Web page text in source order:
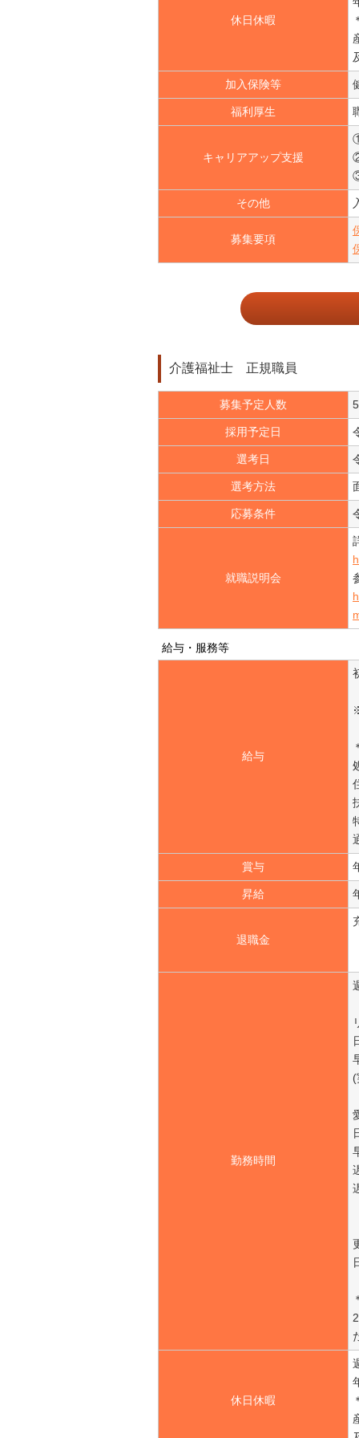
休日休暇
加入保険等
福利厚生
キャリアアップ支援
その他
募集要項
介護福祉士 正規職員
募集予定人数
採用予定日
選考日
選考方法
応募条件
就職説明会
給与・服務等
給与
賞与
昇給
退職金
勤務時間
(
休日休暇